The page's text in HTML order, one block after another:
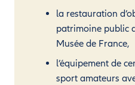
la restauration
patrimoine public
Musée de France,
l’équipement de
sport amateurs